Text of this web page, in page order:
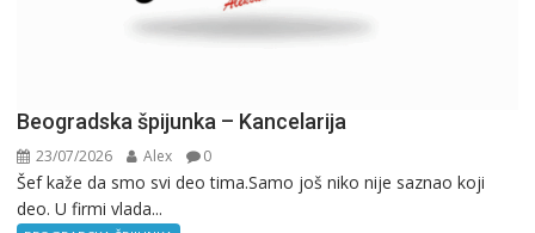
Beogradska špijunka – Kancelarija
23/07/2026 Alex 0
Šef kaže da smo svi deo tima.Samo još niko nije saznao koji
deo. U firmi vlada...